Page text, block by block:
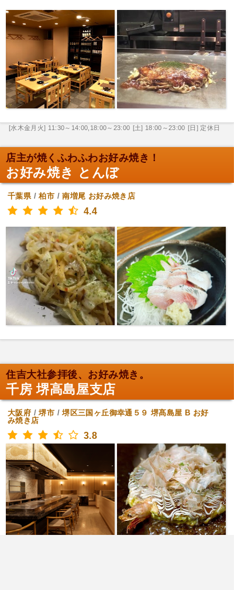
[水木金月火] 11:30～14:00,18:00～23:00 [土] 18:00～23:00 [日] 定休日
店主が焼くふわふわお好み焼き！
お好み焼き とんぼ
千葉県/柏市 /南増尾 お好み焼き店
4.4
住吉大社参拝後、お好み焼き。
千房 堺高島屋支店
大阪府 /堺市 /堺区三国ヶ丘御幸通５９ 堺髙島屋 B お好
み焼き店
3.8